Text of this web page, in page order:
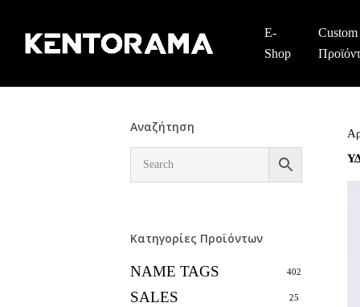
main
E-
Shop
Custom
Αναζήτηση
Κατηγορίες Προϊόντων
NAME TAGS 402
SALES 25